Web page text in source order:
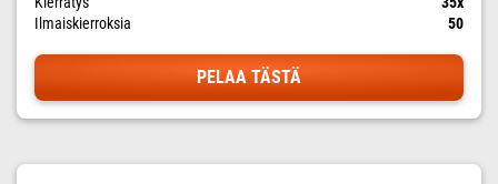
Ilmaiskierroksia
50
PELAA TÄSTÄ